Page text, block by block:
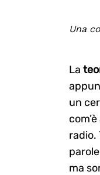
Una
La
un
radio.
ma